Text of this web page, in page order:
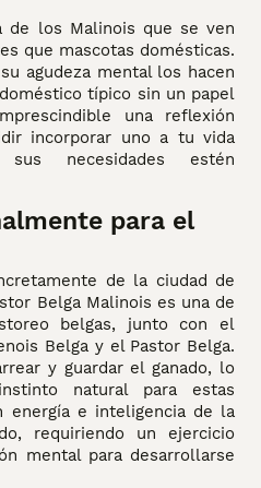
de los Malinois que se ven
que mascotas domésticas.
agudeza mental los hacen
típico sin un papel
una reflexión
incorporar uno a tu vida
necesidades estén
para el
de la ciudad de
Belga Malinois es una de
belgas, junto con el
Belga y el Pastor Belga.
y guardar el ganado, lo
natural para estas
energía e inteligencia de la
requiriendo un ejercicio
mental para desarrollarse